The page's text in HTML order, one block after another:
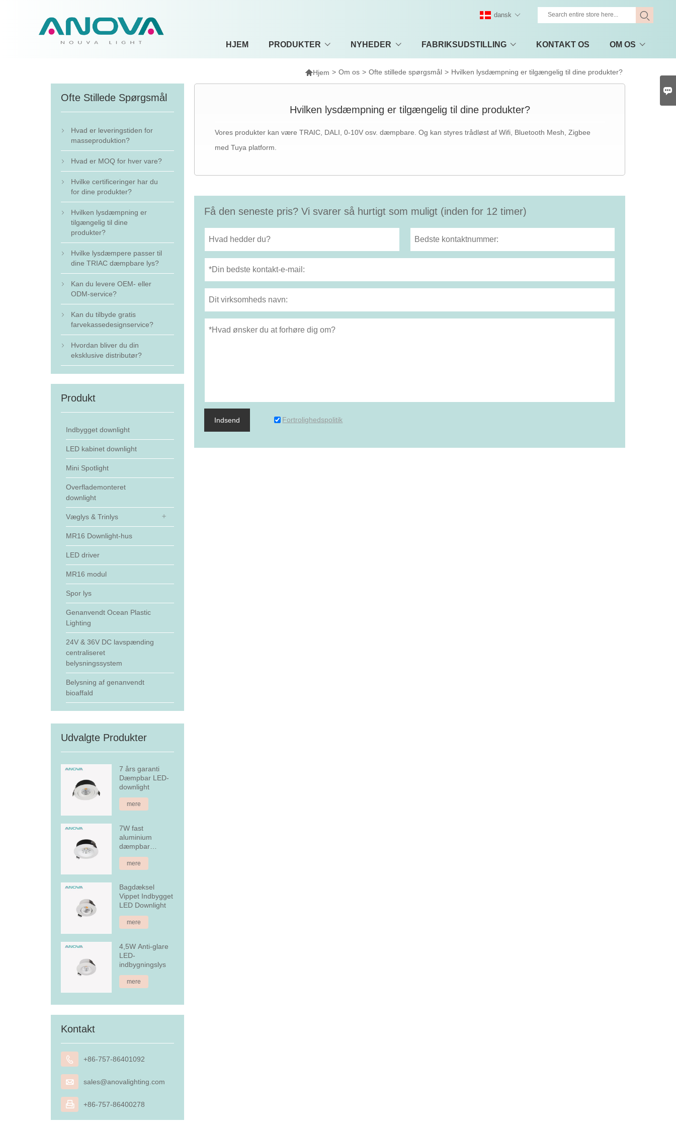
HJEM PRODUKTER NYHEDER FABRIKSUDSTILLING KONTAKT OS OM OS
dansk
Hjem > Om os > Ofte stillede spørgsmål > Hvilken lysdæmpning er tilgængelig til dine produkter?
Ofte Stillede Spørgsmål

Hvad er leveringstiden for
masseproduktion?
 Hvad er MOQ for hver vare?

Hvilke certificeringer har du
for dine produkter?

Hvilken lysdæmpning er
tilgængelig til dine
produkter?

Hvilke lysdæmpere passer til
dine TRIAC dæmpbare lys?

Kan du levere OEM- eller
ODM-service?

Kan du tilbyde gratis
farvekassedesignservice?

Hvordan bliver du din
eksklusive distributør?
Produkt
Indbygget downlight
LED kabinet downlight
Mini Spotlight
Overflademonteret
downlight
Væglys & Trinlys
MR16 Downlight-hus
LED driver
MR16 modul
Spor lys
Genanvendt Ocean Plastic
Lighting
24V & 36V DC lavspænding
centraliseret
belysningssystem
Belysning af genanvendt
bioaffald
Udvalgte Produkter
7 års garanti
Dæmpbar LED-
downlight
mere
7W fast
aluminium
dæmpbar
forsænket LED
downlight
mere
Bagdæksel
Vippet Indbygget
LED Downlight
mere
4,5W Anti-glare
LED-
indbygningslys
mere
Kontakt
 +86-757-86401092
 sales@anovalighting.com
 +86-757-86400278
Hvilken lysdæmpning er tilgængelig til dine produkter?
Vores produkter kan være TRAIC, DALI, 0-10V osv. dæmpbare. Og kan styres trådløst af Wifi, Bluetooth Mesh, Zigbee
med Tuya platform.
Få den seneste pris? Vi svarer så hurtigt som muligt (inden for 12 timer)
Indsend Fortrolighedspolitik
